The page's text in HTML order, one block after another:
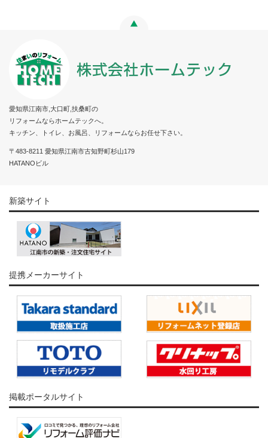
愛知県江南市,大口町,扶桑町の
リフォームならホームテックへ。
キッチン、トイレ、お風呂、リフォームならお任せ下さい。
〒483-8211 愛知県江南市古知野町杉山179
HATANOビル
新築サイト
提携メーカーサイト
掲載ポータルサイト